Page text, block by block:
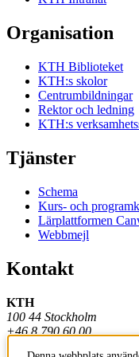
Organisation
KTH Biblioteket
KTH:s skolor
Centrumbildningar
Rektor och ledning
KTH:s
Tjänster
Schema
Kurs- och
Lärplattformen
Webbmejl
Kontakt
KTH
100 44 Stockholm
+46 8 790 60 00